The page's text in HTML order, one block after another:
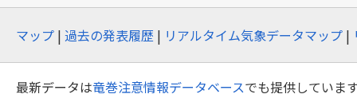
マップ | 過去の発表履歴 | リアルタイム気象データマップ |
最新データは竜巻注意情報データベースでも提供していま